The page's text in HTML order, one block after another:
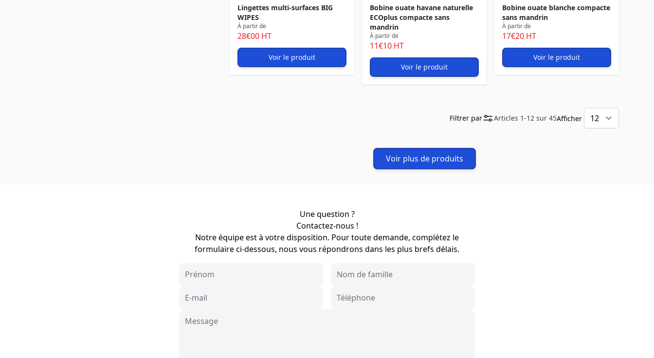
Lingettes multi-surfaces BIG
WIPES
À partir de
28€00 HT
Voir le produit
Bobine ouate havane naturelle
ECOplus compacte sans
mandrin
À partir de
11€10 HT
Voir le produit
Bobine ouate blanche compacte
sans mandrin
À partir de
17€20 HT
Voir le produit
Articles 1-12 sur 45Afficher
Filtrer par
Voir plus de produits
Une question ?
Contactez-nous !
Notre équipe est à votre disposition. Pour toute demande, complétez le
formulaire ci-dessous, nous vous répondrons dans les plus brefs délais.